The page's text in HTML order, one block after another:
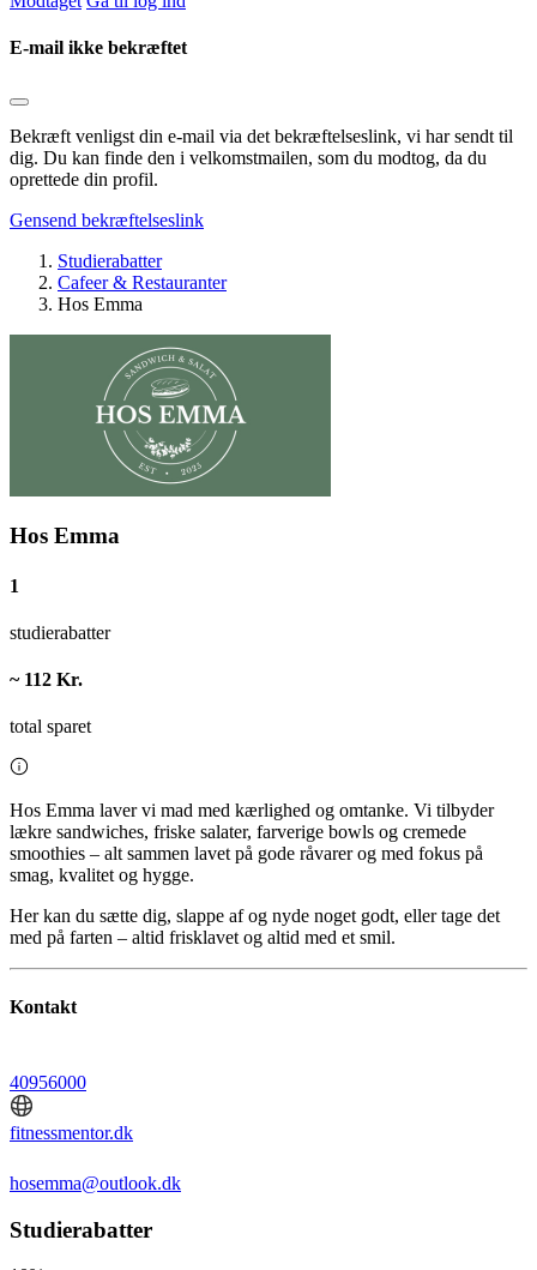
E-mail ikke bekræftet
Bekræft venligst din e-mail via det bekræftelseslink, vi har sendt til
dig. Du kan finde den i velkomstmailen, som du modtog, da du
oprettede din profil.
Gensend bekræftelseslink
Studierabatter
Cafeer & Restauranter
Hos Emma
Hos Emma
1
studierabatter
~ 112 Kr.
total sparet
Hos Emma laver vi mad med kærlighed og omtanke. Vi tilbyder
lækre sandwiches, friske salater, farverige bowls og cremede
smoothies – alt sammen lavet på gode råvarer og med fokus på
smag, kvalitet og hygge.
Her kan du sætte dig, slappe af og nyde noget godt, eller tage det
med på farten – altid frisklavet og altid med et smil.
Kontakt
40956000
fitnessmentor.dk
hosemma@outlook.dk
Studierabatter